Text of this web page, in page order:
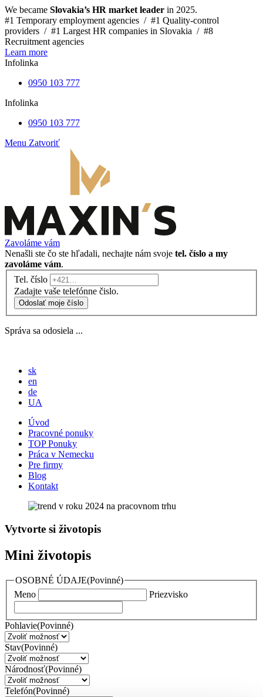
We became Slovakia’s HR market leader in 2025.
#1 Temporary employment agencies / #1 Quality-control
providers / #1 Largest HR companies in Slovakia / #8
Recruitment agencies
Learn more
Infolinka
0950 103 777
Infolinka
0950 103 777
Menu Zatvoriť
Zavoláme vám
Nenašli ste čo ste hľadali, nechajte nám svoje tel. číslo a my
zavoláme vám.
Tel. číslo
Zadajte vaše telefónne čislo.
Odoslať moje číslo
Správa sa odosiela ...
sk
en
de
UA
Úvod
Pracovné ponuky
TOP Ponuky
Práca v Nemecku
Pre firmy
Blog
Kontakt
Vytvorte si životopis
Mini životopis
OSOBNÉ ÚDAJE(Povinné)
Meno
Priezvisko
Pohlavie(Povinné)
Stav(Povinné)
Národnosť(Povinné)
Telefón(Povinné)